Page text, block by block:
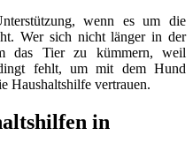
wenn es um die
Wer sich nicht länger in der
das Tier zu kümmern, weil
fehlt, um mit dem Hund
Haushaltshilfe vertrauen.
in